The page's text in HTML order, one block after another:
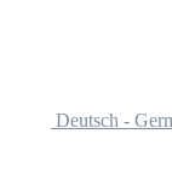
Deutsch -